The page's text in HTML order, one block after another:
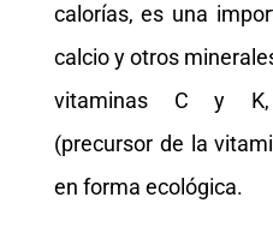
calorías, es una
calcio y otros
vitaminas C y K,
(precursor de la
en forma ecológica.